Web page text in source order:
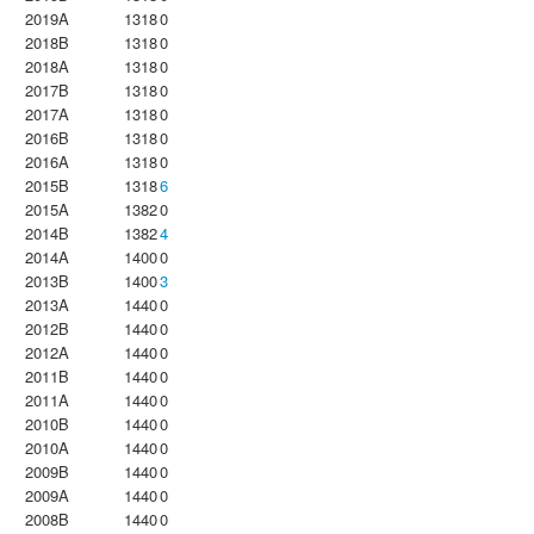
2019A
13180
2018B
13180
2018A
13180
2017B
13180
2017A
13180
2016B
13180
2016A
13180
2015B
13186
2015A
13820
2014B
13824
2014A
14000
2013B
14003
2013A
14400
2012B
14400
2012A
14400
2011B
14400
2011A
14400
2010B
14400
2010A
14400
2009B
14400
2009A
14400
2008B
14400